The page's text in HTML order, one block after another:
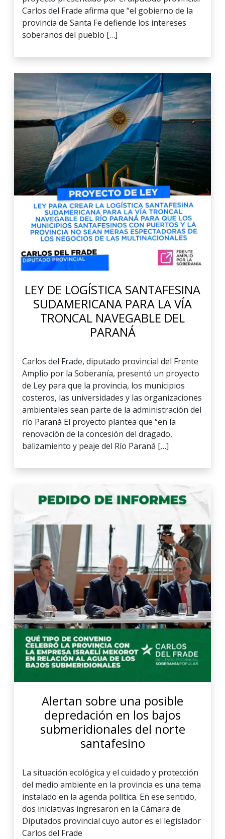
Carlos del Frade afirma que “el gobierno de la
provincia de Santa Fe defiende los intereses
soberanos del pueblo […]
LEY DE LOGÍSTICA SANTAFESINA
SUDAMERICANA PARA LA VÍA
TRONCAL NAVEGABLE DEL
PARANÁ
Carlos del Frade, diputado provincial del Frente
Amplio por la Soberanía, presentó un proyecto
de Ley para que la provincia, los municipios
costeros, las universidades y las organizaciones
ambientales sean parte de la administración del
río Paraná El proyecto plantea que “en la
renovación de la concesión del dragado,
balizamiento y peaje del Río Paraná […]
Alertan sobre una posible
depredación en los bajos
submeridionales del norte
santafesino
La situación ecológica y el cuidado y protección
del medio ambiente en la provincia es una tema
instalado en la agenda política. En ese sentido,
dos iniciativas ingresaron en la Cámara de
Diputados provincial cuyo autor es el legislador
Carlos del Frade